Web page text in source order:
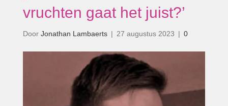
vruchten gaat het juist?’
Door Jonathan Lambaerts | 27 augustus 2023 | 0